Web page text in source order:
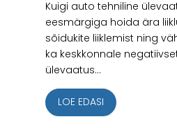
Kuigi auto tehniline
eesmärgiga hoida ära
sõidukite liiklemist ning
ka keskkonnale
ülevaatus...
LOE EDASI